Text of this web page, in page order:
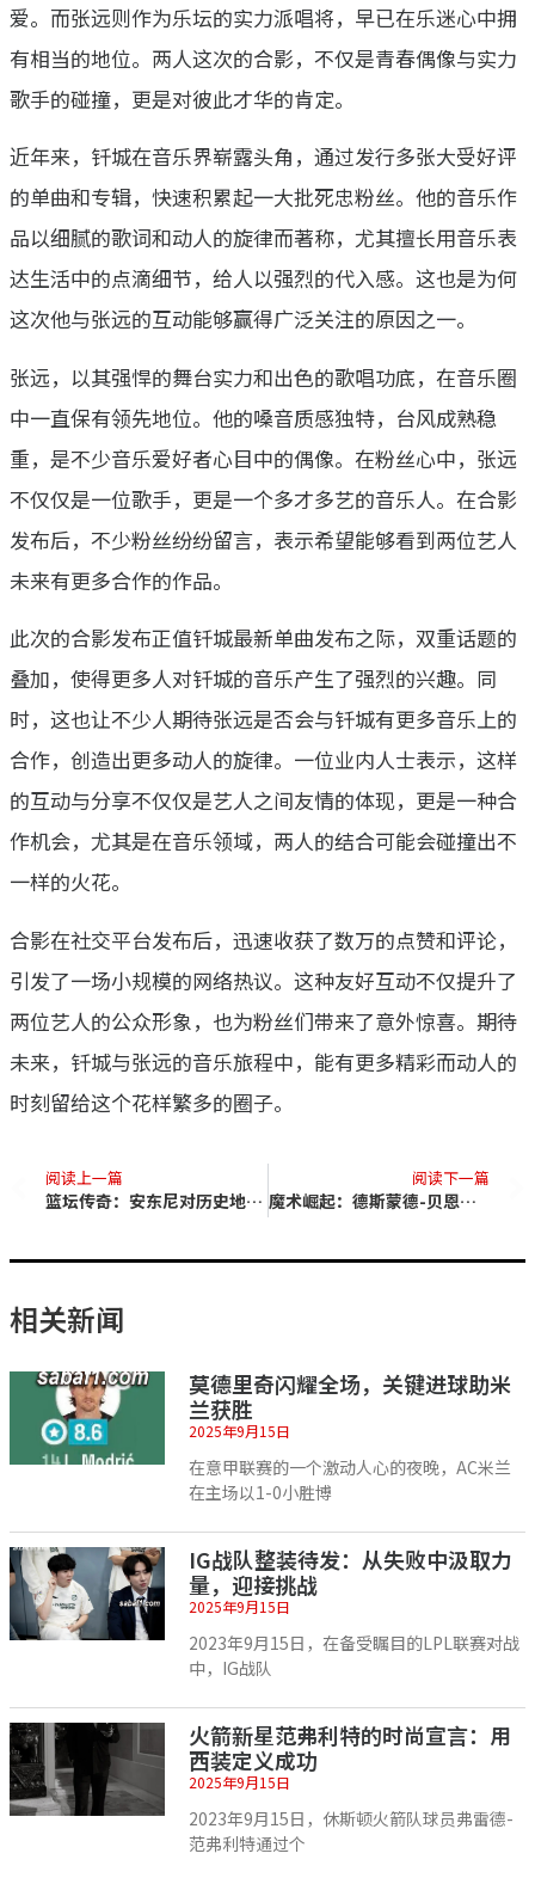
爱。而张远则作为乐坛的实力派唱将，早已在乐迷心中拥
有相当的地位。两人这次的合影，不仅是青春偶像与实力
歌手的碰撞，更是对彼此才华的肯定。
近年来，钎城在音乐界崭露头角，通过发行多张大受好评
的单曲和专辑，快速积累起一大批死忠粉丝。他的音乐作
品以细腻的歌词和动人的旋律而著称，尤其擅长用音乐表
达生活中的点滴细节，给人以强烈的代入感。这也是为何
这次他与张远的互动能够赢得广泛关注的原因之一。
张远，以其强悍的舞台实力和出色的歌唱功底，在音乐圈
中一直保有领先地位。他的嗓音质感独特，台风成熟稳
重，是不少音乐爱好者心目中的偶像。在粉丝心中，张远
不仅仅是一位歌手，更是一个多才多艺的音乐人。在合影
发布后，不少粉丝纷纷留言，表示希望能够看到两位艺人
未来有更多合作的作品。
此次的合影发布正值钎城最新单曲发布之际，双重话题的
叠加，使得更多人对钎城的音乐产生了强烈的兴趣。同
时，这也让不少人期待张远是否会与钎城有更多音乐上的
合作，创造出更多动人的旋律。一位业内人士表示，这样
的互动与分享不仅仅是艺人之间友情的体现，更是一种合
作机会，尤其是在音乐领域，两人的结合可能会碰撞出不
一样的火花。
合影在社交平台发布后，迅速收获了数万的点赞和评论，
引发了一场小规模的网络热议。这种友好互动不仅提升了
两位艺人的公众形象，也为粉丝们带来了意外惊喜。期待
未来，钎城与张远的音乐旅程中，能有更多精彩而动人的
时刻留给这个花样繁多的圈子。
阅读上一篇
篮坛传奇：安东尼对历史地位的自豪
阅读下一篇
魔术崛起：德斯蒙德-贝恩或成球队突破关键
相关新闻
莫德里奇闪耀全场，关键进球助米
兰获胜
2025年9月15日
在意甲联赛的一个激动人心的夜晚，AC米兰
在主场以1-0小胜博
IG战队整装待发：从失败中汲取力
量，迎接挑战
2025年9月15日
2023年9月15日，在备受瞩目的LPL联赛对战
中，IG战队
火箭新星范弗利特的时尚宣言：用
西装定义成功
2025年9月15日
2023年9月15日，休斯顿火箭队球员弗雷德-
范弗利特通过个